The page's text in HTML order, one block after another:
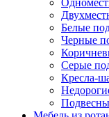
Белые
Черные
Серые
Кресла-